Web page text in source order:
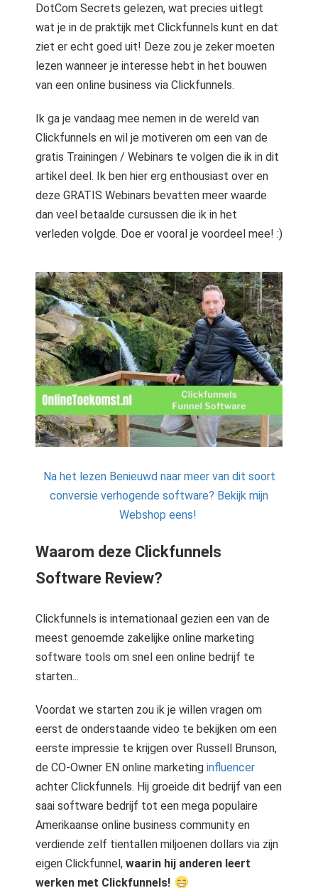
DotCom Secrets gelezen, wat precies uitlegt
wat je in de praktijk met Clickfunnels kunt en dat
ziet er echt goed uit! Deze zou je zeker moeten
lezen wanneer je interesse hebt in het bouwen
van een online business via Clickfunnels.
Ik ga je vandaag mee nemen in de wereld van
Clickfunnels en wil je motiveren om een van de
gratis Trainingen / Webinars te volgen die ik in dit
artikel deel. Ik ben hier erg enthousiast over en
deze GRATIS Webinars bevatten meer waarde
dan veel betaalde cursussen die ik in het
verleden volgde. Doe er vooral je voordeel mee! :)
Na het lezen Benieuwd naar meer van dit soort
conversie verhogende software? Bekijk mijn
Webshop eens!
Waarom deze Clickfunnels
Software Review?
Clickfunnels is internationaal gezien een van de
meest genoemde zakelijke online marketing
software tools om snel een online bedrijf te
starten...
Voordat we starten zou ik je willen vragen om
eerst de onderstaande video te bekijken om een
eerste impressie te krijgen over Russell Brunson,
de CO-Owner EN online marketing influencer
achter Clickfunnels. Hij groeide dit bedrijf van een
saai software bedrijf tot een mega populaire
Amerikaanse online business community en
verdiende zelf tientallen miljoenen dollars via zijn
eigen Clickfunnel, waarin hij anderen leert
werken met Clickfunnels!